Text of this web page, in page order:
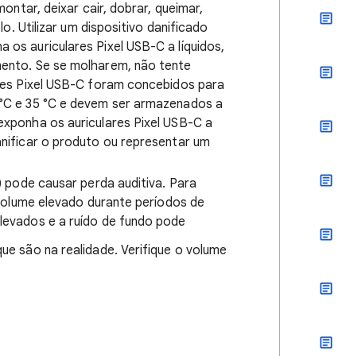
deixar cair, dobrar, queimar,
Utilizar um dispositivo danificado
auriculares Pixel USB-C a líquidos,
Se se molharem, não tente
Pixel USB-C foram concebidos para
e 35 °C e devem ser armazenados a
os auriculares Pixel USB-C a
o produto ou representar um
causar perda auditiva. Para
elevado durante períodos de
e a ruído de fundo pode
são na realidade. Verifique o volume